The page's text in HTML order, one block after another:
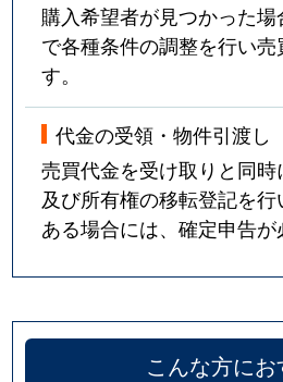
購入希望者が見つかった
で各種条件の調整を行い売
す。
代金の受領・物件引渡し
売買代金を受け取りと同
及び所有権の移転登記を
ある場合には、確定申告が
こんな方に